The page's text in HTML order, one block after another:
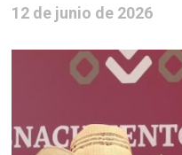
12 de junio de 2026